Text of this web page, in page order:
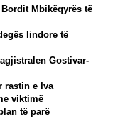
Mbikëqyrës të
lindore të
Gostivar-
rastin e Iva
viktimë
të parë